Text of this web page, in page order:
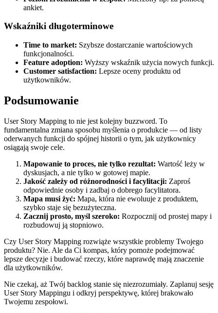
ankiet.
Wskaźniki długoterminowe
Time to market: Szybsze dostarczanie wartościowych
funkcjonalności.
Feature adoption: Wyższy wskaźnik użycia nowych funkcji.
Customer satisfaction: Lepsze oceny produktu od
użytkowników.
Podsumowanie
User Story Mapping to nie jest kolejny buzzword. To
fundamentalna zmiana sposobu myślenia o produkcie — od listy
oderwanych funkcji do spójnej historii o tym, jak użytkownicy
osiągają swoje cele.
Mapowanie to proces, nie tylko rezultat: Wartość leży w
dyskusjach, a nie tylko w gotowej mapie.
Jakość zależy od różnorodności i facylitacji: Zaproś
odpowiednie osoby i zadbaj o dobrego facylitatora.
Mapa musi żyć: Mapa, która nie ewoluuje z produktem,
szybko staje się bezużyteczna.
Zacznij prosto, myśl szeroko: Rozpocznij od prostej mapy i
rozbudowuj ją stopniowo.
Czy User Story Mapping rozwiąże wszystkie problemy Twojego
produktu? Nie. Ale da Ci kompas, który pomoże podejmować
lepsze decyzje i budować rzeczy, które naprawdę mają znaczenie
dla użytkowników.
Nie czekaj, aż Twój backlog stanie się niezrozumiały. Zaplanuj sesję
User Story Mappingu i odkryj perspektywę, której brakowało
Twojemu zespołowi.